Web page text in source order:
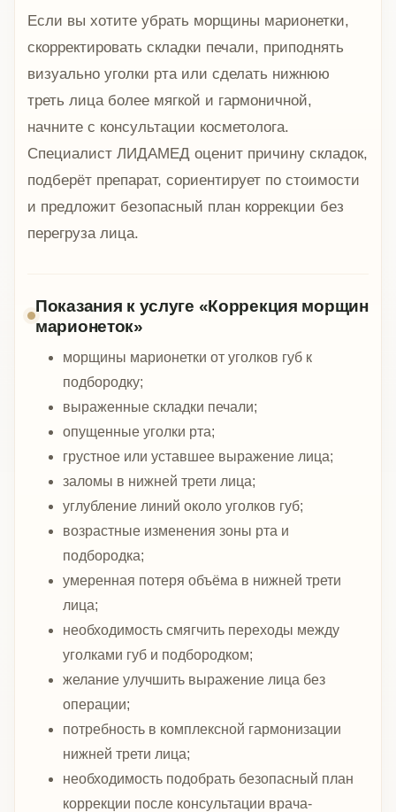
Если вы хотите убрать морщины марионетки,
скорректировать складки печали, приподнять
визуально уголки рта или сделать нижнюю
треть лица более мягкой и гармоничной,
начните с консультации косметолога.
Специалист ЛИДАМЕД оценит причину складок,
подберёт препарат, сориентирует по стоимости
и предложит безопасный план коррекции без
перегруза лица.
Показания к услуге «Коррекция морщин
марионеток»
морщины марионетки от уголков губ к
подбородку;
выраженные складки печали;
опущенные уголки рта;
грустное или уставшее выражение лица;
заломы в нижней трети лица;
углубление линий около уголков губ;
возрастные изменения зоны рта и
подбородка;
умеренная потеря объёма в нижней трети
лица;
необходимость смягчить переходы между
уголками губ и подбородком;
желание улучшить выражение лица без
операции;
потребность в комплексной гармонизации
нижней трети лица;
необходимость подобрать безопасный план
коррекции после консультации врача-